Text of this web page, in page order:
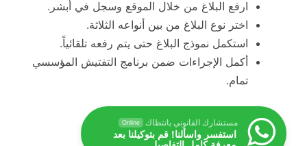
ارفع البلاغ من خلال الموقع وسجل في أبشر.
اختر نوع البلاغ من بين أنواعه الثلاثة.
استكمل نموذج البلاغ حتى يتم رفعه تلقائياً.
أكمل الإجراءات ضمن برنامج التفتيش المؤسسي
تمام.
مستشارك القانوني بانتظاك Online
استفسر واسألنا! قم بتوكيلنا بعد